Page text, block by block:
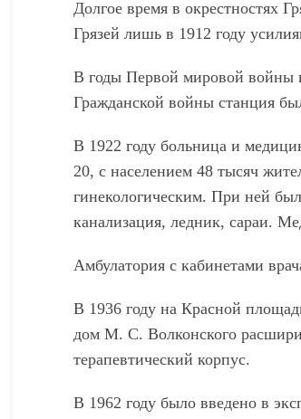
Долгое время в окрестностях
Грязей лишь в 1912 году
В годы Первой мировой войны в
Гражданской войны станция
В 1922 году больница и
20, с населением 48 тысяч
гинекологическим. При ней
канализация, ледник, сараи.
Амбулатория с кабинетами
В 1936 году на Красной
дом М. С. Волконского
терапевтический корпус.
В 1962 году было введено в